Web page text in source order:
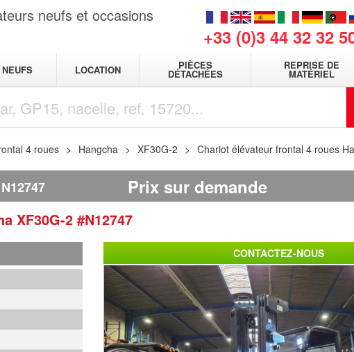
neufs et occasions
+33 (0)3 44 32 32
NEUFS LOCATION PIÈCES
DÉTACHÉES
REPRISE DE
MATÉRIEL
4 roues Hangcha XF30G-2 Chariot élévateur frontal 4 roues
N12747 Prix sur demande
XF30G-2 #N12747
CONTACTEZ-NOUS